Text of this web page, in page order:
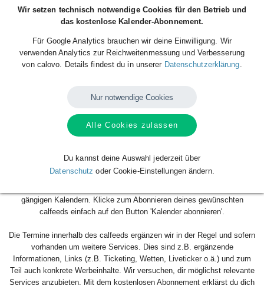
Du willst alle Spieltermine von TSG Sprockhövel direkt als Terminserie -
oder Desktop-PC integrieren? Kein Problem mit den kostenlosen
Das Beste daran: sobald neue Spieltermine angelegt oder geändert
dem kostenlosen Abonnieren nie wieder etwas tun. Alle Termine einzeln
und mühsam einzutragen gehört also der Vergangenheit an. Los geht´s!
gängigen Kalendern. Klicke zum Abonnieren deines gewünschten
calfeeds einfach auf den Button 'Kalender abonnieren'.
Die Termine innerhalb des calfeeds ergänzen wir in der Regel und sofern
vorhanden um weitere Services. Dies sind z.B. ergänzende
Informationen, Links (z.B. Ticketing, Wetten, Liveticker o.ä.) und zum
Teil auch konkrete Werbeinhalte. Wir versuchen, dir möglichst relevante
Services anzubieten. Mit dem kostenlosen Abonnement erklärst du dich
Wir setzen technisch notwendige Cookies für den Betrieb und
das kostenlose Kalender-Abonnement.
Für Google Analytics brauchen wir deine Einwilligung. Wir
verwenden Analytics zur Reichweitenmessung und Verbesserung
von calovo. Details findest du in unserer Datenschutzerklärung.
Nur notwendige Cookies
Alle Cookies zulassen
Du kannst deine Auswahl jederzeit über
Datenschutz oder Cookie-Einstellungen ändern.